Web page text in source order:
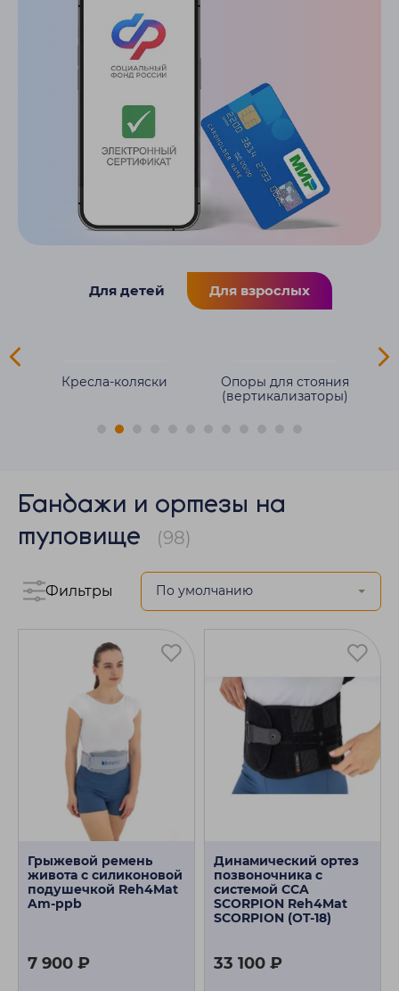
Для детей Для взрослых
Кресла-коляски
Опоры для стояния
(вертикализаторы)
Бандажи и ортезы на
туловище
(98)
Фильтры
Грыжевой ремень
живота с силиконовой
подушечкой Reh4Mat
Am-ppb
7 900 ₽
Динамический ортез
позвоночника с
системой CCA
SCORPION Reh4Mat
SCORPION (OT-18)
33 100 ₽